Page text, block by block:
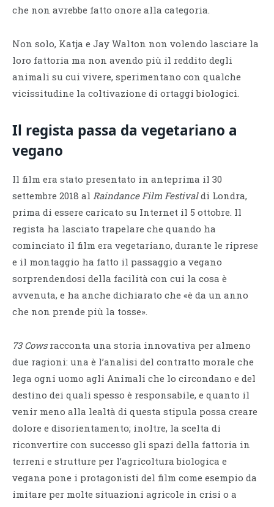
che non avrebbe fatto onore alla categoria.
Non solo, Katja e Jay Walton non volendo lasciare la
loro fattoria ma non avendo più il reddito degli
animali su cui vivere, sperimentano con qualche
vicissitudine la coltivazione di ortaggi biologici.
Il regista passa da vegetariano a
vegano
Il film era stato presentato in anteprima il 30
settembre 2018 al Raindance Film Festivaldi Londra,
prima di essere caricato su Internet il 5 ottobre. Il
regista ha lasciato trapelare che quando ha
cominciato il film era vegetariano, durante le riprese
e il montaggio ha fatto il passaggio a vegano
sorprendendosi della facilità con cui la cosa è
avvenuta, e ha anche dichiarato che «è da un anno
che non prende più la tosse».
73 Cowsracconta una storia innovativa per almeno
due ragioni: una è l’analisi del contratto morale che
lega ogni uomo agli Animali che lo circondano e del
destino dei quali spesso è responsabile, e quanto il
venir meno alla lealtà di questa stipula possa creare
dolore e disorientamento; inoltre, la scelta di
riconvertire con successo gli spazi della fattoria in
terreni e strutture per l’agricoltura biologica e
vegana pone i protagonisti del film come esempio da
imitare per molte situazioni agricole in crisi o a